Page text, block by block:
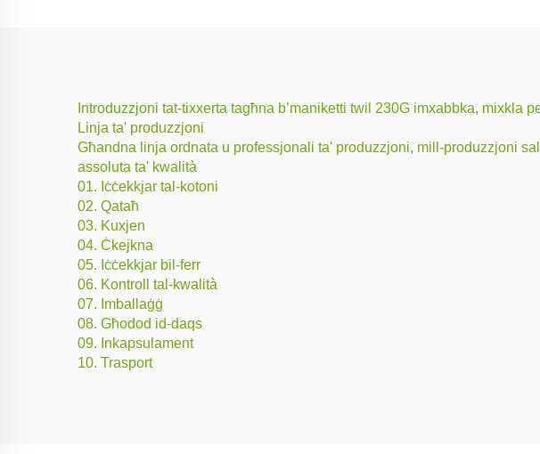
Introduzzjoni tat-tixxerta tagħna b’maniketti twil 230G imxabbka, mixkla
Linja ta' produzzjoni
Għandna linja ordnata u professjonali ta' produzzjoni, mill-produzzjoni
assoluta ta' kwalità
01. Iċċekkjar tal-kotoni
02. Qataħ
03. Kuxjen
04. Ċkejkna
05. Iċċekkjar bil-ferr
06. Kontroll tal-kwalità
07. Imballaġġ
08. Għodod id-daqs
09. Inkapsulament
10. Trasport